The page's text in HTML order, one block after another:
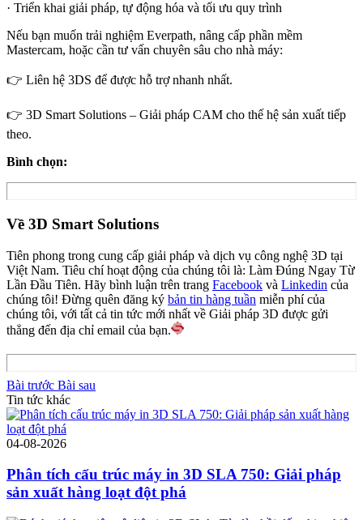
· Triển khai giải pháp, tự động hóa và tối ưu quy trình
Nếu bạn muốn trải nghiệm Everpath, nâng cấp phần mềm
Mastercam, hoặc cần tư vấn chuyên sâu cho nhà máy:
👉 Liên hệ 3DS để được hỗ trợ nhanh nhất.
👉 3D Smart Solutions – Giải pháp CAM cho thế hệ sản xuất tiếp
theo.
Bình chọn:
Về 3D Smart Solutions
Tiên phong trong cung cấp giải pháp và dịch vụ công nghệ 3D tại
Việt Nam. Tiêu chí hoạt động của chúng tôi là: Làm Đúng Ngay Từ
Lần Đầu Tiên. Hãy bình luận trên trang Facebook và Linkedin của
chúng tôi! Đừng quên đăng ký bản tin hàng tuần miễn phí của
chúng tôi, với tất cả tin tức mới nhất về Giải pháp 3D được gửi
thẳng đến địa chỉ email của bạn.
Bài trước Bài sau
Tin tức khác
04-08-2026
Phân tích cấu trúc máy in 3D SLA 750: Giải pháp
sản xuất hàng loạt đột phá